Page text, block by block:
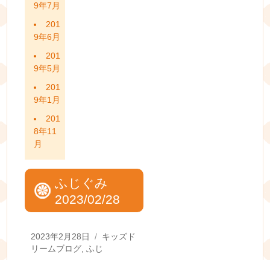
9年7月
201
9年6月
201
9年5月
201
9年1月
201
8年11
月
ふじぐみ
2023/02/28
Posted
on
2023年2月28日 Categories
キッズド
リームブログ,ふじ